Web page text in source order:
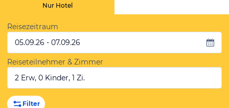
Nur Hotel
Reisezeitraum
05.09.26 - 07.09.26
Reiseteilnehmer & Zimmer
2 Erw, 0 Kinder, 1 Zi.
Filter